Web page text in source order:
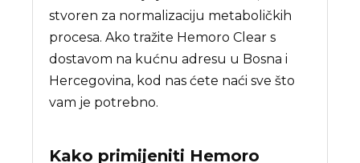
stvoren za normalizaciju metaboličkih
procesa. Ako tražite Hemoro Clear s
dostavom na kućnu adresu u Bosna i
Hercegovina, kod nas ćete naći sve što
vam je potrebno.
Kako primijeniti Hemoro